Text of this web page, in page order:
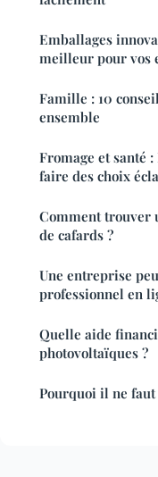
Emballages
meilleur pour vos
Famille : 10
ensemble
Fromage et santé
faire des choix
Comment trouver
de cafards ?
Une entreprise
professionnel en
Quelle aide
photovoltaïques ?
Pourquoi il ne faut